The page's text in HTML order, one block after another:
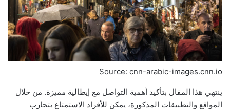
Source: cnn-arabic-images.cnn.io
ينتهي هذا المقال بتأكيد أهمية التواصل مع إيطالية مميزة. من خلال
المواقع والتطبيقات المذكورة، يمكن للأفراد الاستمتاع بتجارب